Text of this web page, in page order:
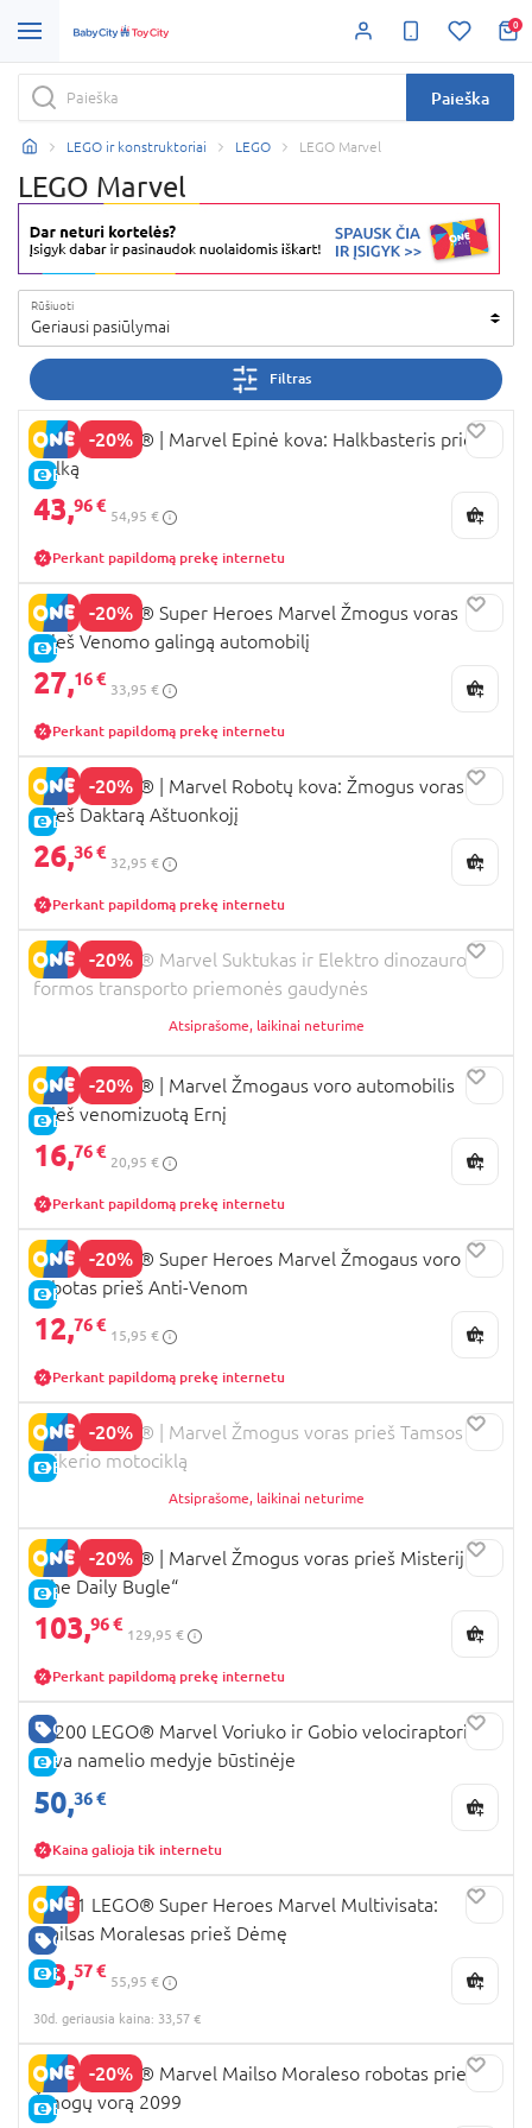
0
Paieška
LEGO ir konstruktoriai LEGO LEGO Marvel
LEGO Marvel
Rūšiuoti
Geriausi pasiūlymai
Filtras
-20%
E-KAINA
76343 LEGO® ǀ Marvel Epinė kova: Halkbasteris prieš
Halką
43,96 €
54,95 €
Perkant papildomą prekę internetu
-20%
E-KAINA
76309 LEGO® Super Heroes Marvel Žmogus voras
prieš Venomo galingą automobilį
27,16 €
33,95 €
Perkant papildomą prekę internetu
-20%
E-KAINA
76338 LEGO® | Marvel Robotų kova: Žmogus voras
prieš Daktarą Aštuonkojį
26,36 €
32,95 €
Perkant papildomą prekę internetu
-20%
11198 LEGO® Marvel Suktukas ir Elektro dinozauro
formos transporto priemonės gaudynės
Atsiprašome, laikinai neturime
-20%
E-KAINA
76336 LEGO® ǀ Marvel Žmogaus voro automobilis
prieš venomizuotą Ernį
16,76 €
20,95 €
Perkant papildomą prekę internetu
-20%
E-KAINA
76308 LEGO® Super Heroes Marvel Žmogaus voro
robotas prieš Anti-Venom
12,76 €
15,95 €
Perkant papildomą prekę internetu
-20%
E-KAINA
76335 LEGO® | Marvel Žmogus voras prieš Tamsos
baikerio motociklą
Atsiprašome, laikinai neturime
-20%
E-KAINA
76342 LEGO® ǀ Marvel Žmogus voras prieš Misterijų:
„The Daily Bugle“
103,96 €
129,95 €
Perkant papildomą prekę internetu
GERA KAINA
E-KAINA
11200 LEGO® Marvel Voriuko ir Gobio velociraptoriaus
kova namelio medyje būstinėje
50,36 €
Kaina galioja tik internetu
GERA KAINA
E-KAINA
76311 LEGO® Super Heroes Marvel Multivisata:
Mailsas Moralesas prieš Dėmę
33,57 €
55,95 €
30d. geriausia kaina: 33,57 €
-20%
E-KAINA
76337 LEGO® Marvel Mailso Moraleso robotas prieš
Žmogų vorą 2099